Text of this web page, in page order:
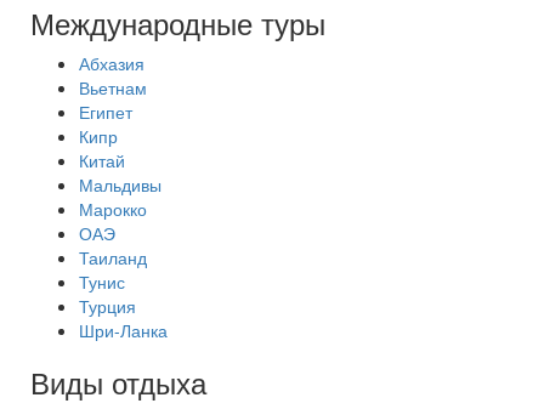
Международные туры
Абхазия
Вьетнам
Египет
Кипр
Китай
Мальдивы
Марокко
ОАЭ
Таиланд
Тунис
Турция
Шри-Ланка
Виды отдыха